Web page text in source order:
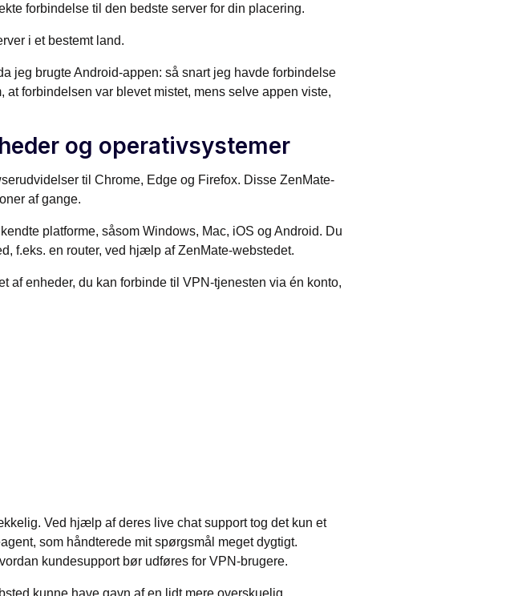
forbindelse til den bedste server for din placering.
i et bestemt land.
jeg brugte Android-appen: så snart jeg havde forbindelse
forbindelsen var blevet mistet, mens selve appen viste,
og operativsystemer
til Chrome, Edge og Firefox. Disse ZenMate-
af gange.
platforme, såsom Windows, Mac, iOS og Android. Du
f.eks. en router, ved hjælp af ZenMate-webstedet.
af enheder, du kan forbinde til VPN-tjenesten via én konto,
Ved hjælp af deres live chat support tog det kun et
som håndterede mit spørgsmål meget dygtigt.
kundesupport bør udføres for VPN-brugere.
kunne have gavn af en lidt mere overskuelig